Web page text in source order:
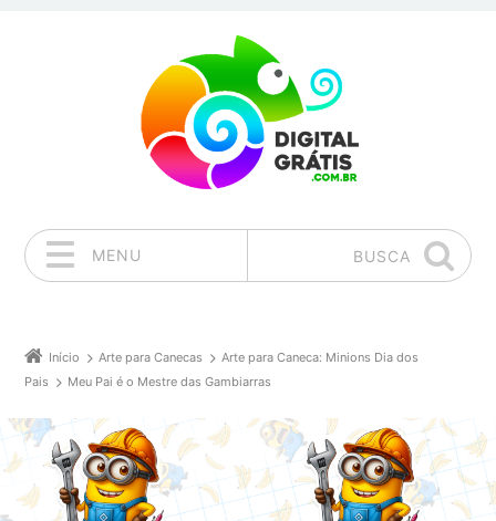
MENU BUSCA
Início Arte para Canecas
Arte para Caneca: Minions Dia dos
Pais
Meu Pai é o Mestre das Gambiarras